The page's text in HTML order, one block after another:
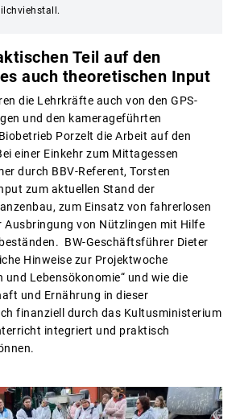
Teil auf den
auch theoretischen Input
die Lehrkräfte auch von den GPS-
und den kamerageführten
Porzelt die Arbeit auf den
einer Einkehr zum Mittagessen
durch BBV-Referent, Torsten
zum aktuellen Stand der
zum Einsatz von fahrerlosen
Ausbringung von Nützlingen mit Hilfe
BW-Geschäftsführer Dieter
Hinweise zur Projektwoche
und Lebensökonomie“ und wie die
und Ernährung in dieser
finanziell durch das Kultusministerium
integriert und praktisch